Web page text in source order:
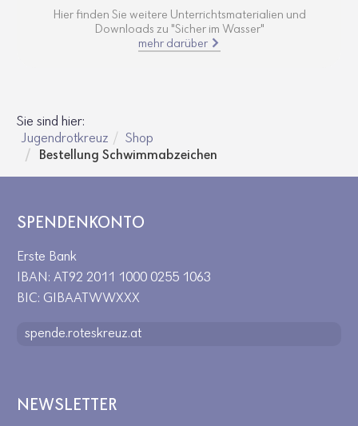
Hier finden Sie weitere Unterrichtsmaterialien und
Downloads zu "Sicher im Wasser"
mehr darüber
Sie sind hier:
Jugendrotkreuz
Shop
Bestellung Schwimmabzeichen
SPENDENKONTO
Erste Bank
IBAN: AT92 2011 1000 0255 1063
BIC: GIBAATWWXXX
spende.roteskreuz.at
NEWSLETTER